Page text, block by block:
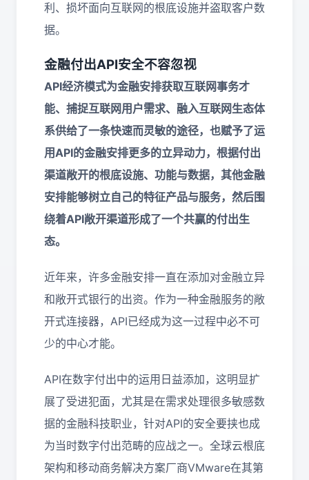
利、损坏面向互联网的根底设施并盗取客户数
据。
金融付出API安全不容忽视
API经济模式为金融安排获取互联网事务才
能、捕捉互联网用户需求、融入互联网生态体
系供给了一条快速而灵敏的途径，也赋予了运
用API的金融安排更多的立异动力，根据付出
渠道敞开的根底设施、功能与数据，其他金融
安排能够树立自己的特征产品与服务，然后围
绕着API敞开渠道形成了一个共赢的付出生
态。
近年来，许多金融安排一直在添加对金融立异
和敞开式银行的出资。作为一种金融服务的敞
开式连接器，API已经成为这一过程中必不可
少的中心才能。
API在数字付出中的运用日益添加，这明显扩
展了受进犯面，尤其是在需求处理很多敏感数
据的金融科技职业，针对API的安全要挟也成
为当时数字付出范畴的应战之一。全球云根底
架构和移动商务解决方案厂商VMware在其第